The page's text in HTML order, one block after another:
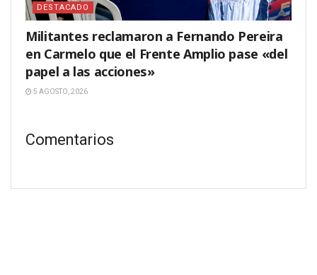
DESTACADO
Militantes reclamaron a Fernando Pereira
en Carmelo que el Frente Amplio pase «del
papel a las acciones»
5 AGOSTO, 2026
Comentarios